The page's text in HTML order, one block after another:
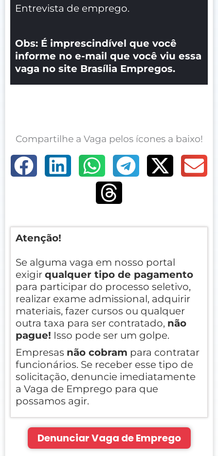
Entrevista de emprego.
Obs: É imprescindível que você
informe no e-mail que você viu essa
vaga no site Brasília Empregos.
Compartilhe a Vaga pelos ícones a baixo!
Atenção!
Se alguma vaga em nosso portal
exigir qualquer tipo de pagamento
para participar do processo seletivo,
realizar exame admissional, adquirir
materiais, fazer cursos ou qualquer
outra taxa para ser contratado, não
pague! Isso pode ser um golpe.
Empresas não cobram para contratar
funcionários. Se receber esse tipo de
solicitação, denuncie imediatamente
a Vaga de Emprego para que
possamos agir.
Denunciar Vaga de Emprego